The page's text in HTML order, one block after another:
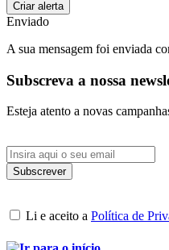
Enviado
A sua mensagem foi enviada
Subscreva a nossa
Esteja atento a novas
Li e aceito a Política de